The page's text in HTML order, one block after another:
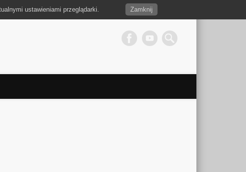
ustawieniami przeglądarki. Zamknij